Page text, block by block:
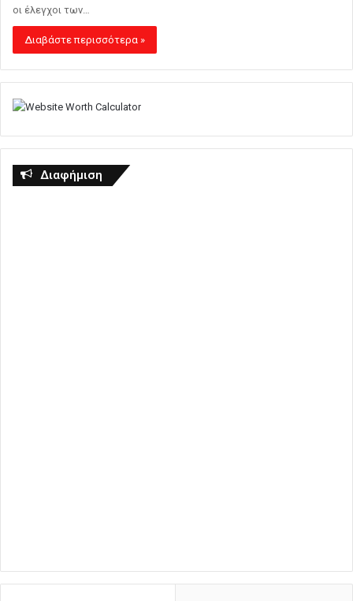
οι έλεγχοι των…
Διαβάστε περισσότερα »
Διαφήμιση